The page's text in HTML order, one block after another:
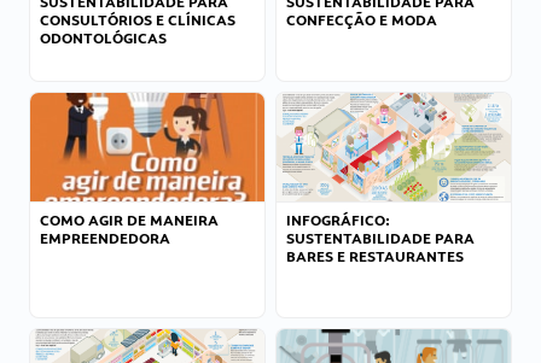
CONSULTÓRIOS E CLÍNICAS
ODONTOLÓGICAS
CONFECÇÃO E MODA
COMO AGIR DE MANEIRA
EMPREENDEDORA
INFOGRÁFICO:
SUSTENTABILIDADE PARA
BARES E RESTAURANTES